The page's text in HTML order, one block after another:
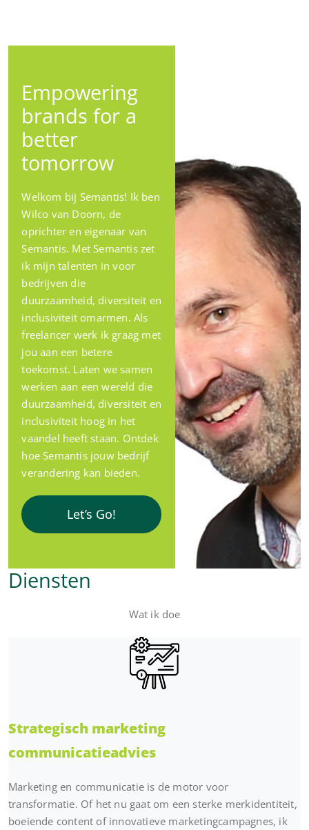
Empowering
brands for a
better
tomorrow
Welkom bij Semantis! Ik ben
Wilco van Doorn, de
oprichter en eigenaar van
Semantis. Met Semantis zet
ik mijn talenten in voor
bedrijven die
duurzaamheid, diversiteit en
inclusiviteit omarmen. Als
freelancer werk ik graag met
jou aan een betere
toekomst. Laten we samen
werken aan een wereld die
duurzaamheid, diversiteit en
inclusiviteit hoog in het
vaandel heeft staan. Ontdek
hoe Semantis jouw bedrijf
verandering kan bieden.
Let’s Go!
Diensten
Wat ik doe
Strategisch marketing
communicatieadvies
Marketing en communicatie is de motor voor
transformatie. Of het nu gaat om een sterke merkidentiteit,
boeiende content of innovatieve marketingcampagnes, ik